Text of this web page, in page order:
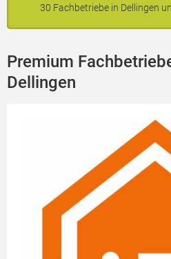
30 Fachbetriebe in Dellingen
Premium
Dellingen